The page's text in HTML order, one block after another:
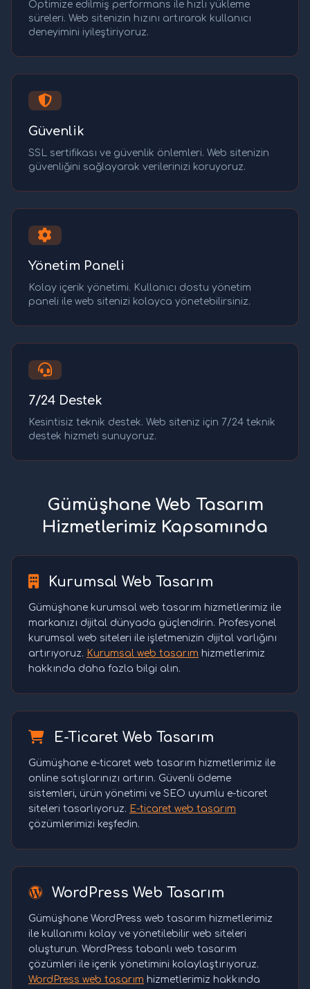
Optimize edilmiş performans ile hızlı yükleme
süreleri. Web sitenizin hızını artırarak kullanıcı
deneyimini iyileştiriyoruz.
Güvenlik
SSL sertifikası ve güvenlik önlemleri. Web sitenizin
güvenliğini sağlayarak verilerinizi koruyoruz.
Yönetim Paneli
Kolay içerik yönetimi. Kullanıcı dostu yönetim
paneli ile web sitenizi kolayca yönetebilirsiniz.
7/24 Destek
Kesintisiz teknik destek. Web siteniz için 7/24 teknik
destek hizmeti sunuyoruz.
Gümüşhane Web Tasarım
Hizmetlerimiz Kapsamında
Kurumsal Web Tasarım
Gümüşhane kurumsal web tasarım hizmetlerimiz ile
markanızı dijital dünyada güçlendirin. Profesyonel
kurumsal web siteleri ile işletmenizin dijital varlığını
artırıyoruz. Kurumsal web tasarım hizmetlerimiz
hakkında daha fazla bilgi alın.
E-Ticaret Web Tasarım
Gümüşhane e-ticaret web tasarım hizmetlerimiz ile
online satışlarınızı artırın. Güvenli ödeme
sistemleri, ürün yönetimi ve SEO uyumlu e-ticaret
siteleri tasarlıyoruz. E-ticaret web tasarım
çözümlerimizi keşfedin.
WordPress Web Tasarım
Gümüşhane WordPress web tasarım hizmetlerimiz
ile kullanımı kolay ve yönetilebilir web siteleri
oluşturun. WordPress tabanlı web tasarım
çözümleri ile içerik yönetimini kolaylaştırıyoruz.
WordPress web tasarım hizmetlerimiz hakkında